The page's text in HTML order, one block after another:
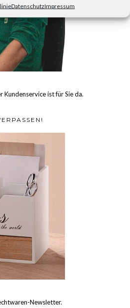
DatenschutzImpressum
Kundenservice ist für Sie da.
Newsletter.